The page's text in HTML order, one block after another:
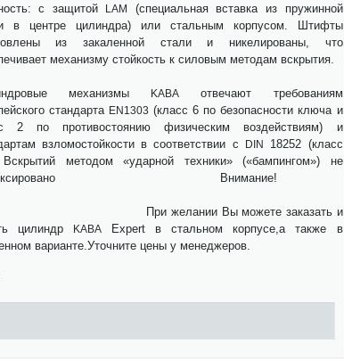
с защитой
LAM
(специальная вставка из пружинной
в центре цилиндра) или стальным корпусом. Штифты
из закаленной стали и никелированы, что
механизму стойкость к силовым методам вскрытия.
механизмы KABA отвечают требованиям
стандарта EN1303 (класс 6 по безопасности ключа и
2 по противостоянию физическим воздействиям) и
взломостойкости в соответствии с
DIN
18252 (класс
методом «ударной техники» («бампингом») не
Внимание!
желании Вы можете заказать и
цилиндр
KABAExpert в стальном корпусе,а также в
варианте.Уточните цены у менеджеров.